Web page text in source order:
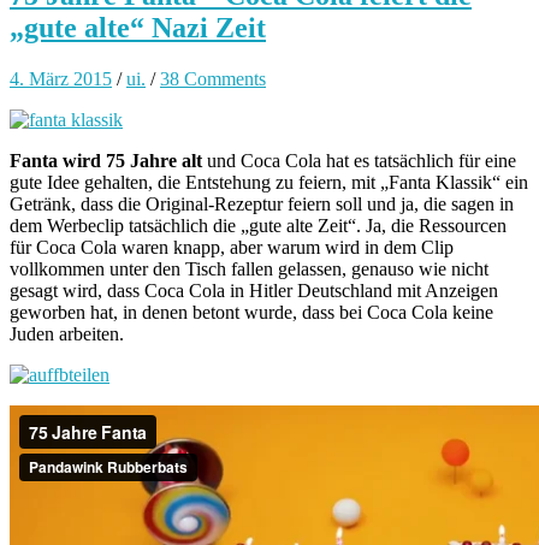
„gute alte“ Nazi Zeit
4. März 2015 /ui. /38 Comments
Fanta wird 75 Jahre alt und Coca Cola hat es tatsächlich für eine
gute Idee gehalten, die Entstehung zu feiern, mit „Fanta Klassik“ ein
Getränk, dass die Original-Rezeptur feiern soll und ja, die sagen in
dem Werbeclip tatsächlich die „gute alte Zeit“. Ja, die Ressourcen
für Coca Cola waren knapp, aber warum wird in dem Clip
vollkommen unter den Tisch fallen gelassen, genauso wie nicht
gesagt wird, dass Coca Cola in Hitler Deutschland mit Anzeigen
geworben hat, in denen betont wurde, dass bei Coca Cola keine
Juden arbeiten.